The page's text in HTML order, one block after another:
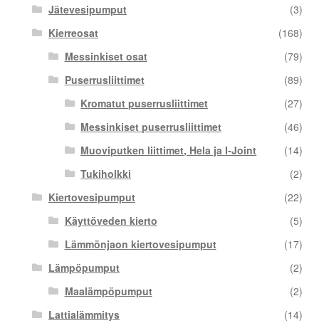
Jätevesipumput
(3)
Kierreosat
(168)
Messinkiset osat
(79)
Puserrusliittimet
(89)
Kromatut puserrusliittimet
(27)
Messinkiset puserrusliittimet
(46)
Muoviputken liittimet, Hela ja I-Joint
(14)
Tukiholkki
(2)
Kiertovesipumput
(22)
Käyttöveden kierto
(5)
Lämmönjaon kiertovesipumput
(17)
Lämpöpumput
(2)
Maalämpöpumput
(2)
Lattialämmitys
(14)